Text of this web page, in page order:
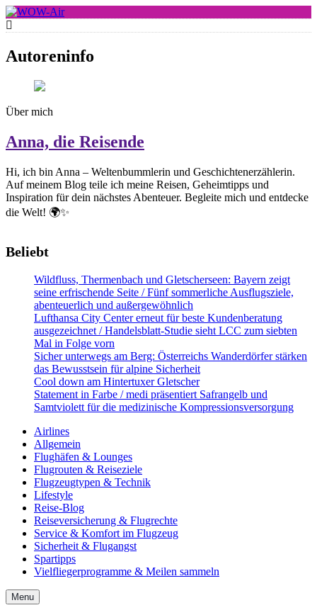
Skip
to
content
WOW-Air
Autoreninfo
Über mich
Anna, die Reisende
Hi, ich bin Anna – Weltenbummlerin und Geschichtenerzählerin.
Auf meinem Blog teile ich meine Reisen, Geheimtipps und
Inspiration für dein nächstes Abenteuer. Begleite mich und entdecke
die Welt! 🌍✨
Beliebt
Wildfluss, Thermenbach und Gletscherseen: Bayern zeigt
seine erfrischende Seite / Fünf sommerliche Ausflugsziele,
abenteuerlich und außergewöhnlich
Lufthansa City Center erneut für beste Kundenberatung
ausgezeichnet / Handelsblatt-Studie sieht LCC zum siebten
Mal in Folge vorn
Sicher unterwegs am Berg: Österreichs Wanderdörfer stärken
das Bewusstsein für alpine Sicherheit
Cool down am Hintertuxer Gletscher
Statement in Farbe / medi präsentiert Safrangelb und
Samtviolett für die medizinische Kompressionsversorgung
Airlines
Allgemein
Flughäfen & Lounges
Flugrouten & Reiseziele
Flugzeugtypen & Technik
Lifestyle
Reise-Blog
Reiseversicherung & Flugrechte
Service & Komfort im Flugzeug
Sicherheit & Flugangst
Spartipps
Vielfliegerprogramme & Meilen sammeln
Menu